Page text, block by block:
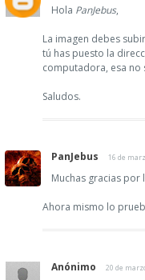
Hola PanJebus,
La imagen debes
tú has puesto la
computadora, esa no
Saludos.
PanJebus 16 de
Muchas gracias por
Ahora mismo lo
Anónimo 20 de